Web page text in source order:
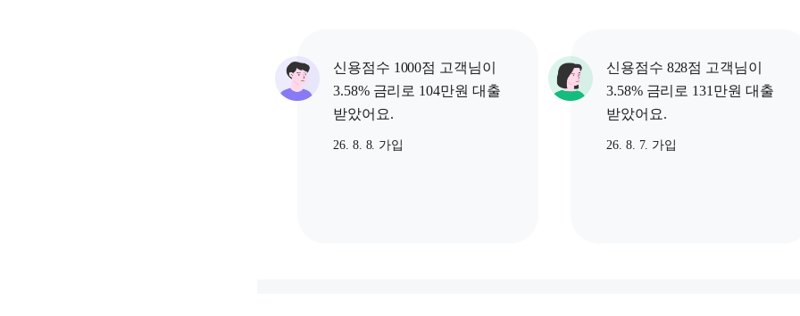
신용점수 1000점 고객님이
3.58% 금리로 104만원 대출
받았어요.
26. 8. 8. 가입
신용점수 828점 고객님이
3.58% 금리로 131만원 대출
받았어요.
26. 8. 7. 가입